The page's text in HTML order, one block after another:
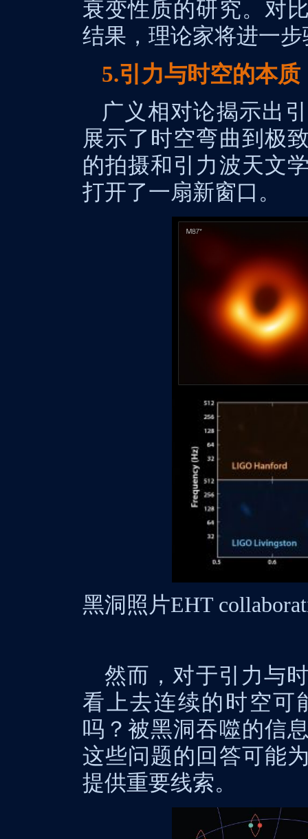
衰变性质的研究。对
结果，理论家将进一
5.引力与时空的本质
广义相对论揭示出
展示了时空弯曲到极
的拍摄和引力波天文
打开了一扇新窗口。
黑洞照片EHT
然而，对于引力与
看上去连续的时空可
吗？被黑洞吞噬的信
这些问题的回答可能
提供重要线索。